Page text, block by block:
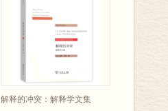
解释的冲突：解释学文集